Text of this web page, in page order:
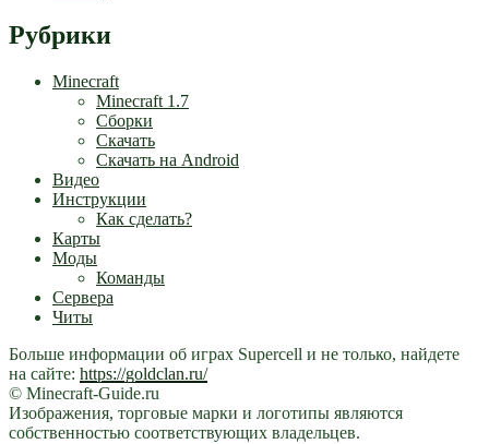
Рубрики
Minecraft
Minecraft 1.7
Сборки
Скачать
Скачать на Android
Видео
Инструкции
Как сделать?
Карты
Моды
Команды
Сервера
Читы
Больше информации об играх Supercell и не только, найдете
на сайте: https://goldclan.ru/
© Minecraft-Guide.ru
Изображения, торговые марки и логотипы являются
собственностью соответствующих владельцев.